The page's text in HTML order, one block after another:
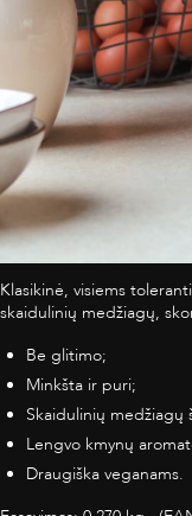
Klasikinė, visiems
skaidulinių medžiagų,
Be glitimo;
Minkšta ir puri;
Skaidulinių medžiagų
Lengvo kmynų
Draugiška veganams.